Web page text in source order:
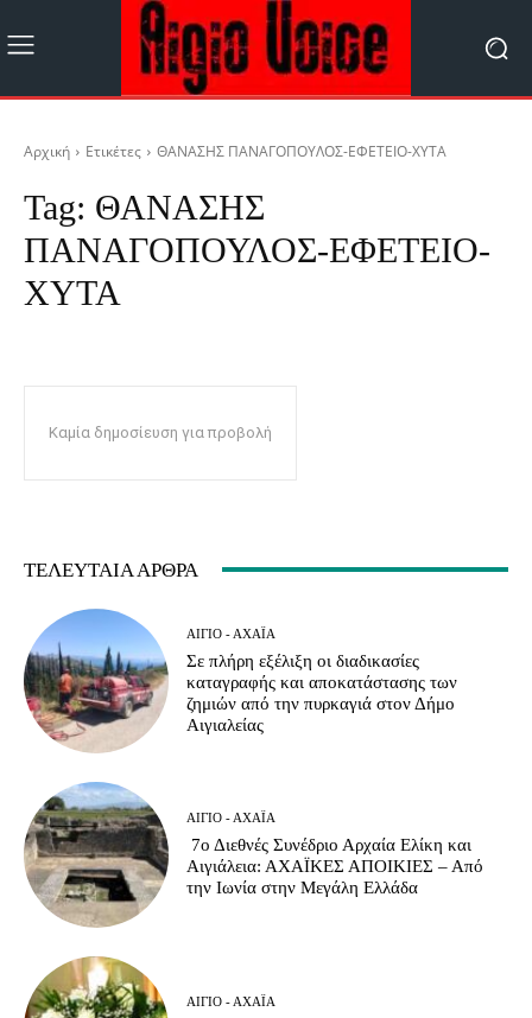
Αρχική Ετικέτες ΘΑΝΑΣΗΣ ΠΑΝΑΓΟΠΟΥΛΟΣ-ΕΦΕΤΕΙΟ-ΧΥΤΑ
Tag: ΘΑΝΑΣΗΣ
ΠΑΝΑΓΟΠΟΥΛΟΣ-ΕΦΕΤΕΙΟ-
ΧΥΤΑ
Καμία δημοσίευση για προβολή
ΤΕΛΕΥΤΑΊΑ ΆΡΘΡΑ
ΑΊΓΙΟ - ΑΧΑΪ́Α
Σε πλήρη εξέλιξη οι διαδικασίες
καταγραφής και αποκατάστασης των
ζημιών από την πυρκαγιά στον Δήμο
Αιγιαλείας
ΑΊΓΙΟ - ΑΧΑΪ́Α
7ο Διεθνές Συνέδριο Αρχαία Ελίκη και
Αιγιάλεια: ΑΧΑΪΚΕΣ ΑΠΟΙΚΙΕΣ – Από
την Ιωνία στην Μεγάλη Ελλάδα
ΑΊΓΙΟ - ΑΧΑΪ́Α